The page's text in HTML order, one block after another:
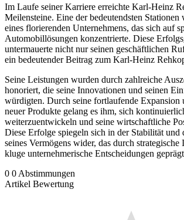
Im Laufe seiner Karriere erreichte Karl-Heinz
Meilensteine. Eine der bedeutendsten Stationen
eines florierenden Unternehmens, das sich auf
Automobillösungen konzentrierte. Diese
untermauerte nicht nur seinen geschäftlichen
ein bedeutender Beitrag zum Karl-Heinz
Seine Leistungen wurden durch zahlreiche
honoriert, die seine Innovationen und seinen
würdigten. Durch seine fortlaufende Expansion
neuer Produkte gelang es ihm, sich
weiterzuentwickeln und seine wirtschaftliche
Diese Erfolge spiegeln sich in der Stabilität und
seines Vermögens wider, das durch strategische
kluge unternehmerische Entscheidungen
0 0 Abstimmungen
Artikel Bewertung